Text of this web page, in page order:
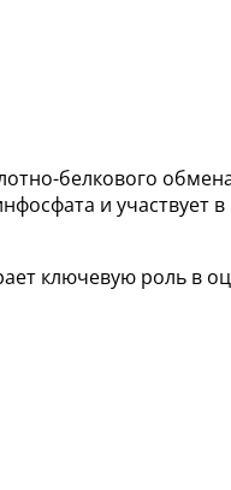
белкового
и участвует
ключевую роль в